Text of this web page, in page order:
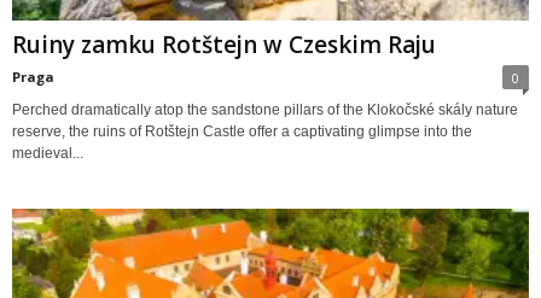
Ruiny zamku Rotštejn w Czeskim Raju
Praga 0
Perched dramatically atop the sandstone pillars of the Klokočské skály nature
reserve, the ruins of Rotštejn Castle offer a captivating glimpse into the
medieval...